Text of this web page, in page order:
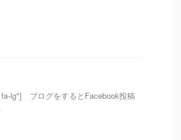
lg"] ブログをするとFacebook投稿